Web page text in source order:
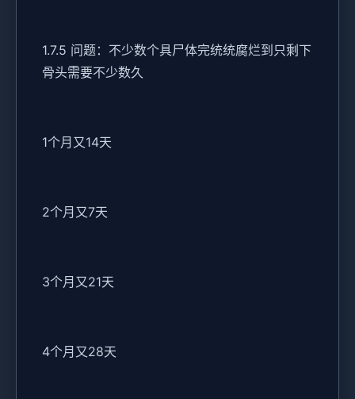
1.7.5 问题：不少数个具尸体完统统腐烂到只剩下
骨头需要不少数久
1个月又14天
2个月又7天
3个月又21天
4个月又28天